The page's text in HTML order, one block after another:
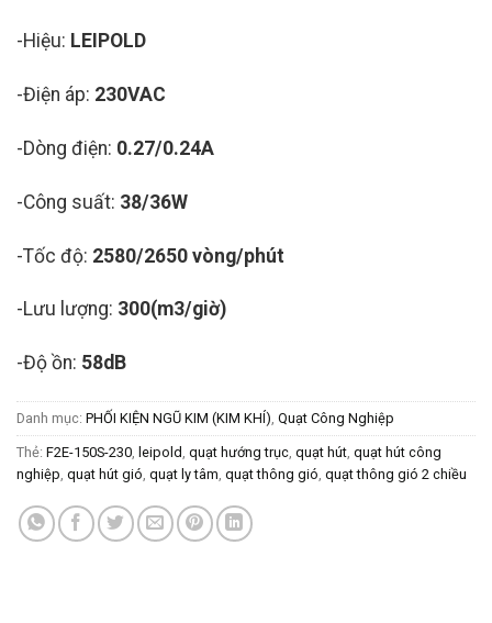
-Hiệu: LEIPOLD
-Điện áp: 230VAC
-Dòng điện: 0.27/0.24A
-Công suất: 38/36W
-Tốc độ: 2580/2650 vòng/phút
-Lưu lượng: 300(m3/giờ)
-Độ ồn: 58dB
Danh mục: PHỐI KIỆN NGŨ KIM (KIM KHÍ) Quạt Công Nghiệp
Thẻ: F2E-150S-230 leipold quạt hướng trục quạt hút quạt hút công
nghiệp quạt hút gió quạt ly tâm quạt thông gió quạt thông gió 2 chiều